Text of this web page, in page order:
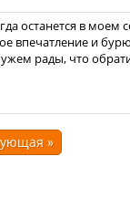
останется в
впечатление и
рады, что
»